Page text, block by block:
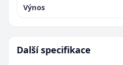
Výnos
Další specifikace